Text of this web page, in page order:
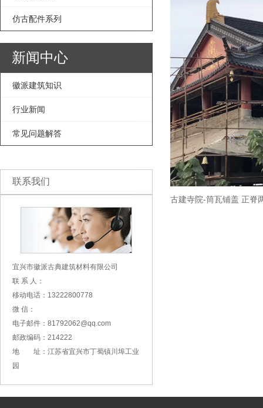
仿古配件系列
新闻中心
徽派建筑知识
行业新闻
常见问题解答
联系我们
宜兴市徽派古典建筑材料有限公司
联 系 人：
移动电话：13222800778
微 信：
电子邮件：81792062@qq.com
邮政编码：214222
地 址：江苏省宜兴市丁蜀镇川埠工业
园
古建寺院-筒瓦铺盖 正脊